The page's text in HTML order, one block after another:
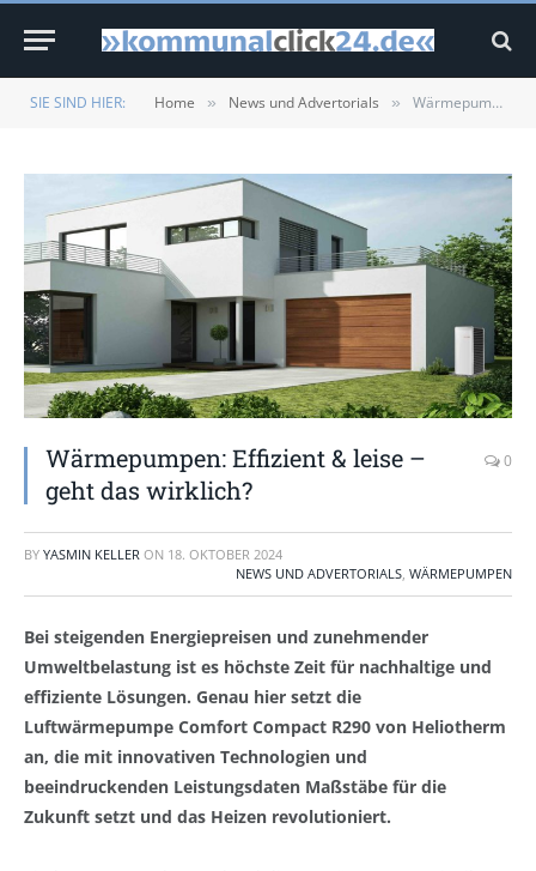
SIE SIND HIER: Home » News und Advertorials » Wärmepumpen: Effizient & leise – geht das wirklich?
Wärmepumpen: Effizient & leise –
geht das wirklich?
0
BY YASMIN KELLER ON 18. OKTOBER 2024
NEWS UND ADVERTORIALS, WÄRMEPUMPEN
Bei steigenden Energiepreisen und zunehmender
Umweltbelastung ist es höchste Zeit für nachhaltige und
effiziente Lösungen. Genau hier setzt die
Luftwärmepumpe Comfort Compact R290 von Heliotherm
an, die mit innovativen Technologien und
beeindruckenden Leistungsdaten Maßstäbe für die
Zukunft setzt und das Heizen revolutioniert.